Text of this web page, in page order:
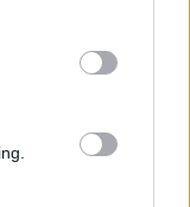
che è poi,